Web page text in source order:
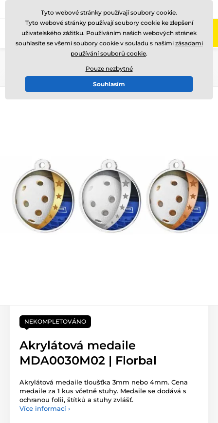
Zavolejte nám (Po-Pá 8-17)
NEKOMPLETOVÁNO
Akrylátová medaile
MDA0030M02 | Florbal
Akrylátová medaile tloušťka 3mm nebo 4mm. Cena
medaile za 1 kus včetně stuhy. Medaile se dodává s
ochranou folii, štítků a stuhy zvlášť.
Více informací ›
Tyto webové stránky používají soubory cookie.
Tyto webové stránky používají soubory cookie ke zlepšení
uživatelského zážitku. Používáním našich webových stránek
souhlasíte se všemi soubory cookie v souladu s našimi zásadami
používání souborů cookie.
Pouze nezbytné
Souhlasím